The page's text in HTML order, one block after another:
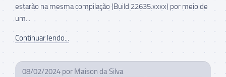
estarão na mesma compilação (Build 22635.xxxx) por meio de
um...
Continuar lendo...
08/02/2024 por Maison da Silva